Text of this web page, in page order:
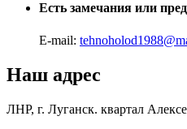
Есть замечания или
E-mail:
Наш адрес
ЛНР, г. Луганск. квартал